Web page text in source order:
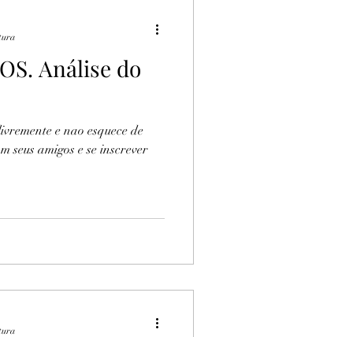
Análise do
e nao esquece de
seus amigos e se inscrever